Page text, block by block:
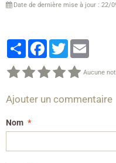
Date de dernière mise à jour : 22/
PartagerFacebook
Twitter
Aucune
Ajouter un commentaire
Nom